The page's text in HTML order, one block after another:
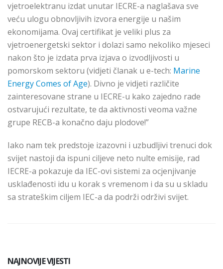
vjetroelektranu izdat unutar IECRE-a naglašava sve
veću ulogu obnovljivih izvora energije u našim
ekonomijama. Ovaj certifikat je veliki plus za
vjetroenergetski sektor i dolazi samo nekoliko mjeseci
nakon što je izdata prva izjava o izvodljivosti u
pomorskom sektoru (vidjeti članak u e-tech: Marine
Energy Comes of Age). Divno je vidjeti različite
zainteresovane strane u IECRE-u kako zajedno rade
ostvarujući rezultate, te da aktivnosti veoma važne
grupe RECB-a konačno daju plodove!”
Iako nam tek predstoje izazovni i uzbudljivi trenuci dok
svijet nastoji da ispuni ciljeve neto nulte emisije, rad
IECRE-a pokazuje da IEC-ovi sistemi za ocjenjivanje
usklađenosti idu u korak s vremenom i da su u skladu
sa strateškim ciljem IEC-a da podrži održivi svijet.
NAJNOVIJE VIJESTI